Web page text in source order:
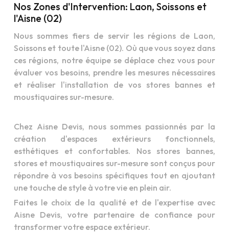
Nos Zones d'Intervention: Laon, Soissons et
l'Aisne (02)
Nous sommes fiers de servir les régions de Laon,
Soissons et toute l'Aisne (02). Où que vous soyez dans
ces régions, notre équipe se déplace chez vous pour
évaluer vos besoins, prendre les mesures nécessaires
et réaliser l'installation de vos stores bannes et
moustiquaires sur-mesure.
Chez Aisne Devis, nous sommes passionnés par la
création d'espaces extérieurs fonctionnels,
esthétiques et confortables. Nos stores bannes,
stores et moustiquaires sur-mesure sont conçus pour
répondre à vos besoins spécifiques tout en ajoutant
une touche de style à votre vie en plein air.
Faites le choix de la qualité et de l'expertise avec
Aisne Devis, votre partenaire de confiance pour
transformer votre espace extérieur.